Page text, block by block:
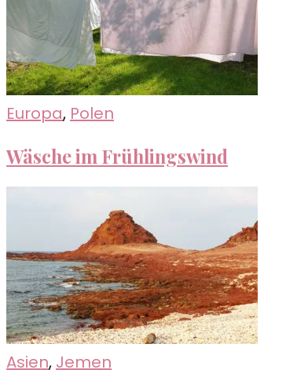
Europa, Polen
Wäsche im Frühlingswind
Asien, Jemen